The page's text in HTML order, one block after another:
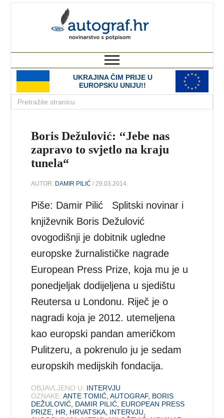
UKRAJINA ČIM PRIJE U
EUROPSKU UNIJU!!
Boris Dežulović: ‘‘Jebe nas
zapravo to svjetlo na kraju
tunela“
AUTOR: DAMIR PILIĆ / 29.03.2014.
Piše: Damir Pilić Splitski novinar i
književnik Boris Dežulović
ovogodišnji je dobitnik ugledne
europske žurnalističke nagrade
European Press Prize, koja mu je u
ponedjeljak dodijeljena u sjedištu
Reutersa u Londonu. Riječ je o
nagradi koja je 2012. utemeljena
kao europski pandan američkom
Pulitzeru, a pokrenulo ju je sedam
europskih medijskih fondacija.
OBJAVLJENO U: INTERVJU
OZNAKE: ANTE TOMIĆ ,AUTOGRAF, BORIS
DEŽULOVIĆ DAMIR PILIĆ EUROPEAN PRESS
PRIZE HR HRVATSKA INTERVJU